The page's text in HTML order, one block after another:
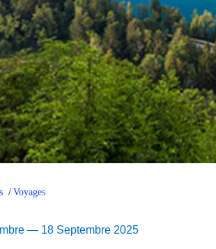
/ Voyages
— 18 Septembre 2025